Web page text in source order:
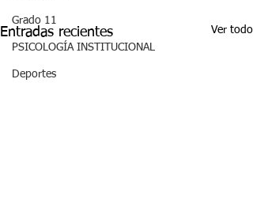
Grado 11
PSICOLOGÍA INSTITUCIONAL
Deportes
Entradas recientes Ver todo